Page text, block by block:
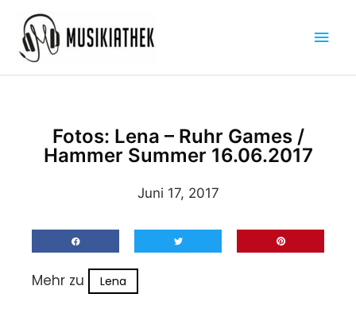
Inhalt
springen
Fotos: Lena – Ruhr Games /
Hammer Summer 16.06.2017
Juni 17, 2017
Mehr zu Lena